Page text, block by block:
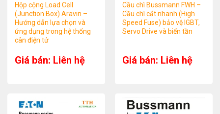
Hộp cộng Load Cell
(Junction Box) Aravin –
Hướng dẫn lựa chọn và
ứng dụng trong hệ thống
cân điện tử
Giá bán: Liên hệ
Cầu chì Bussmann FWH –
Cầu chì cắt nhanh (High
Speed Fuse) bảo vệ IGBT,
Servo Drive và biến tần
Giá bán: Liên hệ